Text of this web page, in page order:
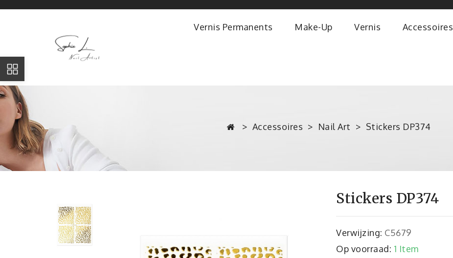
Vernis Permanents Make-Up Vernis Accessoires
Accessoires Nail Art Stickers DP374
Stickers DP374
Verwijzing: C5679
Op voorraad: 1 Item